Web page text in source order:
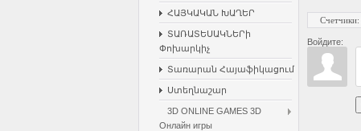
ՀԱՅԿԱԿԱՆ ԽԱՂԵՐ
ՏԱՌԱՏԵՍԱԿՆԵՐի
Փոխարկիչ
Տառարան Հայաֆիկացում
Ստեղնաշար
3D ONLINE GAMES 3D
Онлайн игры
Счетчики:
Войдите: